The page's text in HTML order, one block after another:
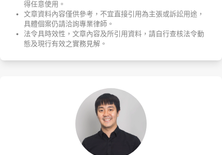
得任意使用。
文章資料內容僅供參考，不宜直接引用為主張或訴訟用途，
具體個案仍請洽詢專業律師。
法令具時效性，文章內容及所引用資料，請自行查核法令動
態及現行有效之實務見解。